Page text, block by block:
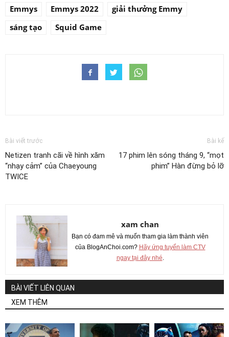
Emmys
Emmys 2022
giải thưởng Emmy
sáng tạo
Squid Game
Bài viết trước
Netizen tranh cãi về hình xăm
“nhạy cảm” của Chaeyoung
TWICE
Bài kế
17 phim lên sóng tháng 9, “mọt
phim” Hàn đừng bỏ lỡ
xam chan
Bạn có đam mê và muốn tham gia làm thành viên
của BlogAnChoi.com? Hãy ứng tuyển làm CTV
ngay tại đây nhé
BÀI VIẾT LIÊN QUAN
XEM THÊM